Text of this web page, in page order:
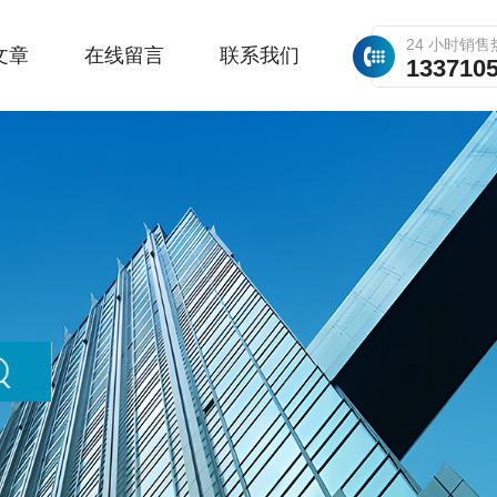
24 小时销售
章 在线留言 联系我们